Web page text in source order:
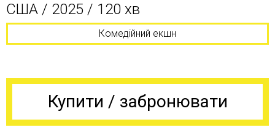
США / 2025 / 120 хв
Комедійний екшн
Купити / забронювати